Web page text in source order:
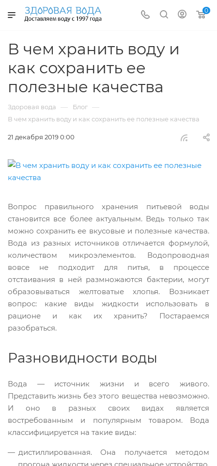
0
В чем хранить воду и
как сохранить ее
полезные качества
Здоровая вода — Блог —
В чем хранить воду и как сохранить ее полезные качества
21 декабря 2019 0:00
Вопрос правильного хранения питьевой воды
становится все более актуальным. Ведь только так
можно сохранить ее вкусовые и полезные качества.
Вода из разных источников отличается формулой,
количеством микроэлементов. Водопроводная
вовсе не подходит для питья, в процессе
отстаивания в ней размножаются бактерии, могут
образовываться желтоватые хлопья. Возникает
вопрос: какие виды жидкости использовать в
рационе и как их хранить? Постараемся
разобраться.
Разновидности воды
Вода — источник жизни и всего живого.
Представить жизнь без этого вещества невозможно.
И оно в разных своих видах является
востребованным и популярным товаром. Вода
классифицируется на такие виды:
дистиллированная. Она получается методом